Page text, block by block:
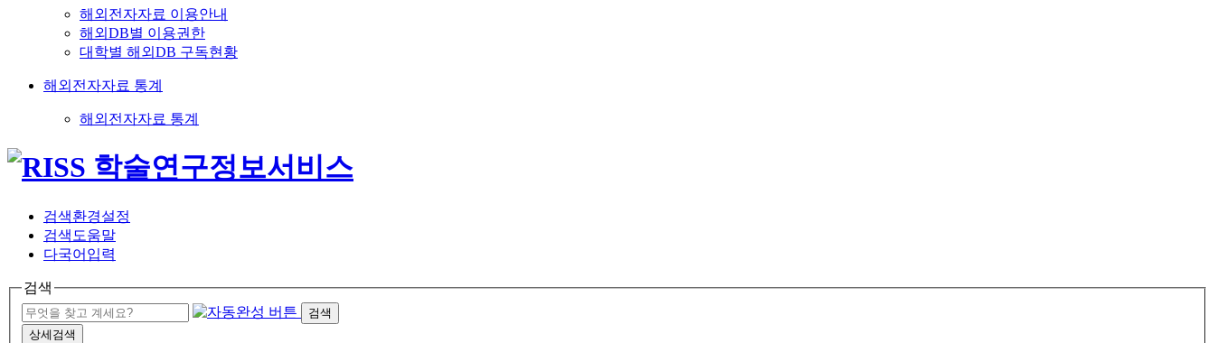
해외전자자료 이용안내
해외DB별 이용권한
대학별 해외DB 구독현황
해외전자자료 통계
해외전자자료 통계
검색환경설정
검색도움말
다국어입력
검색
검색
상세검색